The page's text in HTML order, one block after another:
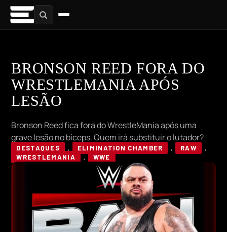
BRONSON REED FORA DO
WRESTLEMANIA APÓS
LESÃO
Bronson Reed fica fora do WrestleMania após uma
grave lesão no bíceps. Quem irá substituir o lutador?
DESTAQUES , ELIMINATION CHAMBER , RAW
,
WRESTLEMANIA
, WWE